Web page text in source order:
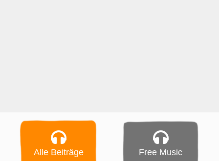
Alle Beiträge Free Music